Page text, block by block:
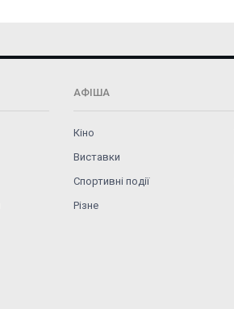
АФІША
Кіно
Виставки
Спортивні події
Різне